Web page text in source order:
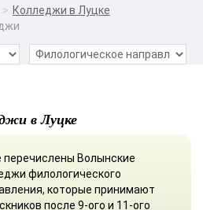
Колледжи в Луцке
в Луцке
перечислены Волынские
филологического
которые принимают
после 9-ого и 11-ого